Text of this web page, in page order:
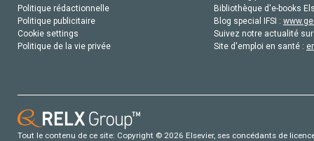
Politique rédactionnelle
Politique publicitaire
Cookie settings
Politique de la vie privée
Bibliothèque d'e-books
Blog special IFSI :
Suivez notre actualité
Site d'emploi en santé :
Tout le contenu de ce site: Copyright © 2026 Elsevier, ses concédants de